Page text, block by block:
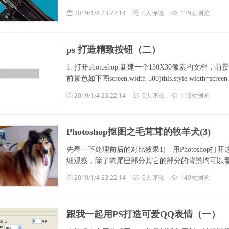
2019/1/4 23:22:14 0人评论 139次浏览
ps 打造精致按钮（二）
1. 打开photoshop,新建一个130X30像素的文档，前
前景色如下图screen.width-
2019/1/4 23:22:14 0人评论 113次浏览
Photoshop抠图之毛茸茸的牧羊犬(3)
先看一下处理前后的对比效果1) 用Photoshop打开
细观察，除了狗尾巴部分其它的部分的背景均可以
2019/1/4 23:22:14 0人评论 149次浏览
跟我一起用PS打造可爱QQ表情（一）